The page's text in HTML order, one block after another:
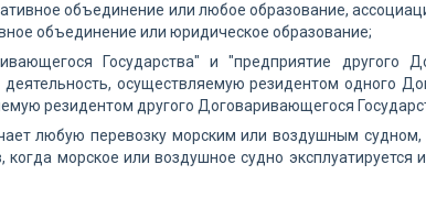
объединение или любое образование,
объединение или юридическое образование;
Государства" и "предприятие другого
осуществляемую резидентом одного
резидентом другого Договаривающегося
любую перевозку морским или воздушным
морское или воздушное судно